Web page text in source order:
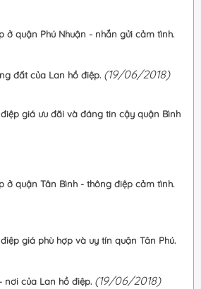
ở quận Phú Nhuận - nhắn gửi cảm tình.
đất của Lan hồ điệp. (19/06/2018)
giá ưu đãi và đáng tin cậy quận Bình
ở quận Tân Bình - thông điệp cảm tình.
giá phù hợp và uy tín quận Tân Phú.
nơi của Lan hồ điệp. (19/06/2018)